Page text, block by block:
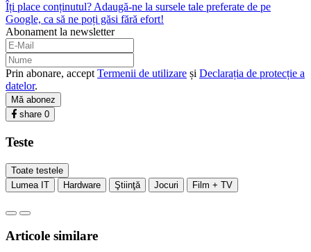
Îți place conținutul? Adaugă-ne la sursele tale preferate de pe
Google, ca să ne poți găsi fără efort!
Abonament la newsletter
Prin abonare, accept Termenii de utilizare și Declarația de protecție a
datelor.
Mă abonez
share 0
Teste
Toate testele
Lumea IT
Hardware Ştiinţă Jocuri Film + TV
Articole similare